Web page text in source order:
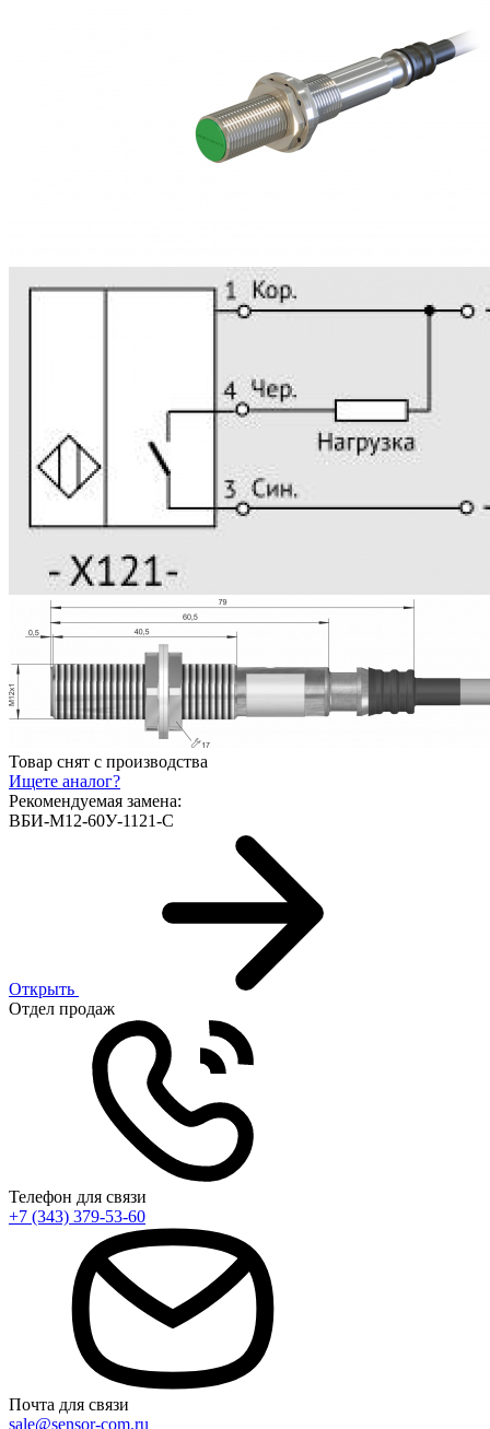
Товар снят с производства
Ищете аналог?
Рекомендуемая замена:
ВБИ-М12-60У-1121-С
Открыть
Отдел продаж
Телефон для связи
+7 (343) 379-53-60
Почта для связи
sale@sensor-com.ru